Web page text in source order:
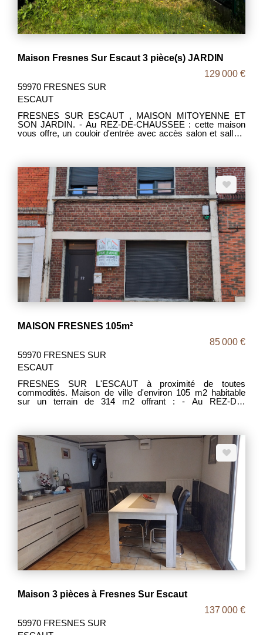
Maison Fresnes Sur Escaut 3 pièce(s) JARDIN
129 000 €
59970 FRESNES SUR
ESCAUT
FRESNES SUR ESCAUT , MAISON MITOYENNE ET
SON JARDIN. - Au REZ-DE-CHAUSSEE : cette maison
vous offre, un couloir d'entrée avec accès salon et salle à
Au 2ème étage : grenier aménageable pouvant y accueillir
2 chambres supplémentaires. - Chauffage au gaz, double
vitrage. MDT 2061 DPE D PRIX 129000€FAI Les frais
d'agence étant à la charge des vendeurs.
MAISON FRESNES 105m²
85 000 €
59970 FRESNES SUR
ESCAUT
FRESNES SUR L'ESCAUT à proximité de toutes
commodités. Maison de ville d'environ 105 m2 habitable
sur un terrain de 314 m2 offrant : - Au REZ-DE-
aménageable. - A L'EXTERIEUR : Une dépendance et un
joli jardin. IDEAL 1er ACHAT MDT 1909 DPE D Prix :
85000 euros Frais d'Agence Inclus
Maison 3 pièces à Fresnes Sur Escaut
137 000 €
59970 FRESNES SUR